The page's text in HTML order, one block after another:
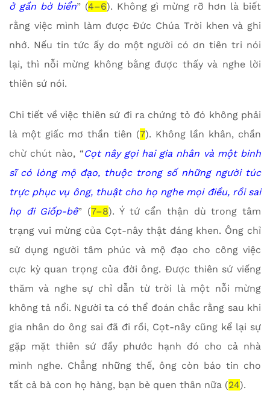
ở gần bờ biển” (4–6). Không gì mừng rỡ hơn là biết
rằng việc mình làm được Đức Chúa Trời khen và ghi
nhớ. Nếu tin tức ấy do một người có ơn tiên tri nói
lại, thì nỗi mừng không bằng được thấy và nghe lời
thiên sứ nói.
Chi tiết về việc thiên sứ đi ra chứng tỏ đó không phải
là một giấc mơ thần tiên (7). Không lần khân, chần
chừ chút nào, “Cọt nây gọi hai gia nhân và một binh
sĩ có lòng mộ đạo, thuộc trong số những người túc
trực phục vụ ông, thuật cho họ nghe mọi điều, rồi sai
họ đi Giốp-bê” (7–8). Ý tứ cẩn thận dù trong tâm
trạng vui mừng của Cọt-nây thật đáng khen. Ông chỉ
sử dụng người tâm phúc và mộ đạo cho công việc
cực kỳ quan trọng của đời ông. Được thiên sứ viếng
thăm và nghe sự chỉ dẫn từ trời là một nỗi mừng
không tả nổi. Người ta có thể đoán chắc rằng sau khi
gia nhân do ông sai đã đi rồi, Cọt-nây cũng kể lại sự
gặp mặt thiên sứ đầy phước hạnh đó cho cả nhà
mình nghe. Chẳng những thế, ông còn báo tin cho
tất cả bà con họ hàng, bạn bè quen thân nữa (24).